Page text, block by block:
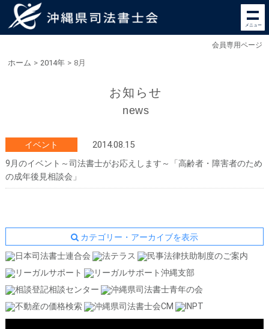
メニュー
会員専用ページ
ホーム > 2014年 > 8月
お知らせ
news
イベント 2014.08.15
9月のイベント～司法書士がお応えします～「高齢者・障害者のため
の成年後見相談会」
カテゴリー・アーカイブを表示